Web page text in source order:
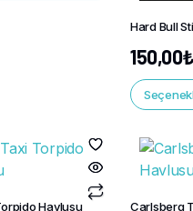
Hard Bull
150,00
Havlusu Carlsberg